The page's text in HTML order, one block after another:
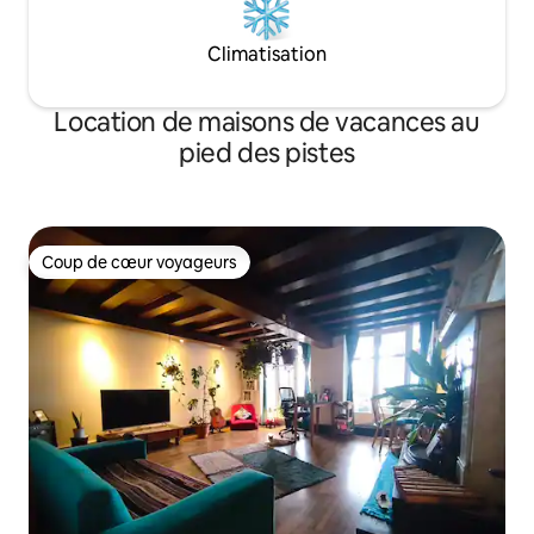
Climatisation
Location de maisons de vacances au
pied des pistes
Coup de cœur voyageurs
Coup de cœur voyageurs